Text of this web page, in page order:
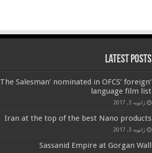
Latest Posts
‘The Salesman’ nominated in OFCS’ foreign
language film list
ژانویه 3, 2017
Iran at the top of the best Nano products
ژانویه 3, 2017
Sassanid Empire at Gorgan Wall